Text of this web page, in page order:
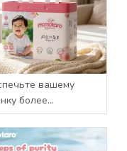
вашему
более
сон